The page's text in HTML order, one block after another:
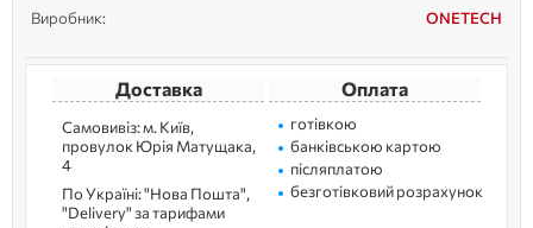
Виробник: ONETECH
Доставка
Самовивіз: м. Kиїв,
провулок Юрія Матущака,
4
По Україні: "Нова Пошта",
"Delivery" за тарифами
Оплата
готівкою
банківською картою
післяплатою
безготівковий розрахунок